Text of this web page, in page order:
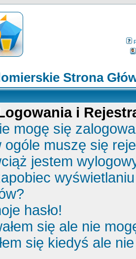
Strona
i
mogę się
ogóle muszę się
jestem
hasło!
się ale nie
się kiedyś ale